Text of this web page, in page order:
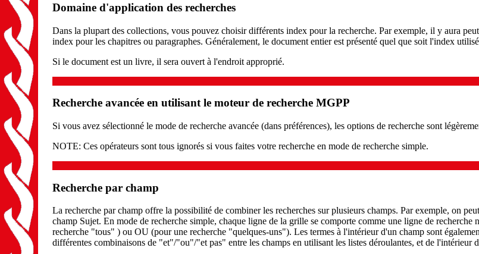
Domaine d'application des recherches
Dans la plupart des collections, vous pouvez choisir différents index pour la recherche. Par exemple, il y aura
index pour les chapitres ou paragraphes. Généralement, le document entier est présenté quel que soit l'index
Si le document est un livre, il sera ouvert à l'endroit approprié.
Recherche avancée en utilisant le moteur de recherche MGPP
Si vous avez sélectionné le mode de recherche avancée (dans préférences), les options de recherche sont
NOTE: Ces opérateurs sont tous ignorés si vous faites votre recherche en mode de recherche simple.
Recherche par champ
La recherche par champ offre la possibilité de combiner les recherches sur plusieurs champs. Par exemple, on
champ Sujet. En mode de recherche simple, chaque ligne de la grille se comporte comme une ligne de
recherche "tous" ) ou OU (pour une recherche "quelques-uns"). Les termes à l'intérieur d'un champ sont
différentes combinaisons de "et"/"ou"/"et pas" entre les champs en utilisant les listes déroulantes, et de l'intérieur